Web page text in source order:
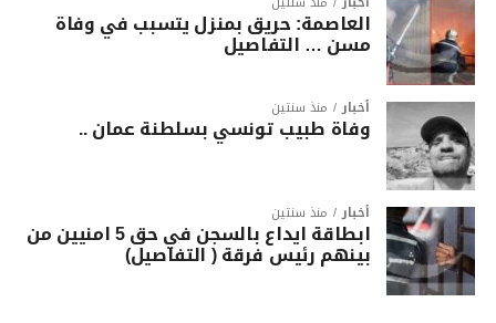
العاصمة: حريق بمنزل يتسبب في وفاة
مسن … التفاصيل
أخبار منذ سنتين
وفاة طبيب تونسي بسلطنة عمان ..
أخبار منذ سنتين
ابطاقة ايداع بالسجن في حق 5 امنيين من
بينهم رئيس فرقة ( التفاصيل)